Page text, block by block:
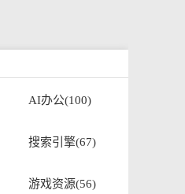
AI办公(100)
搜索引擎(67)
游戏资源(56)